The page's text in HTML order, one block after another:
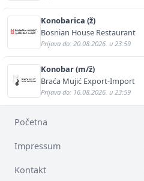
Konobarica (ž)
Bosnian House Restaurant
Prijava do: 20.08.2026. u 23:59
Konobar (m/ž)
Braća Mujić Export-Import
Prijava do: 16.08.2026. u 23:59
Početna
Impressum
Kontakt